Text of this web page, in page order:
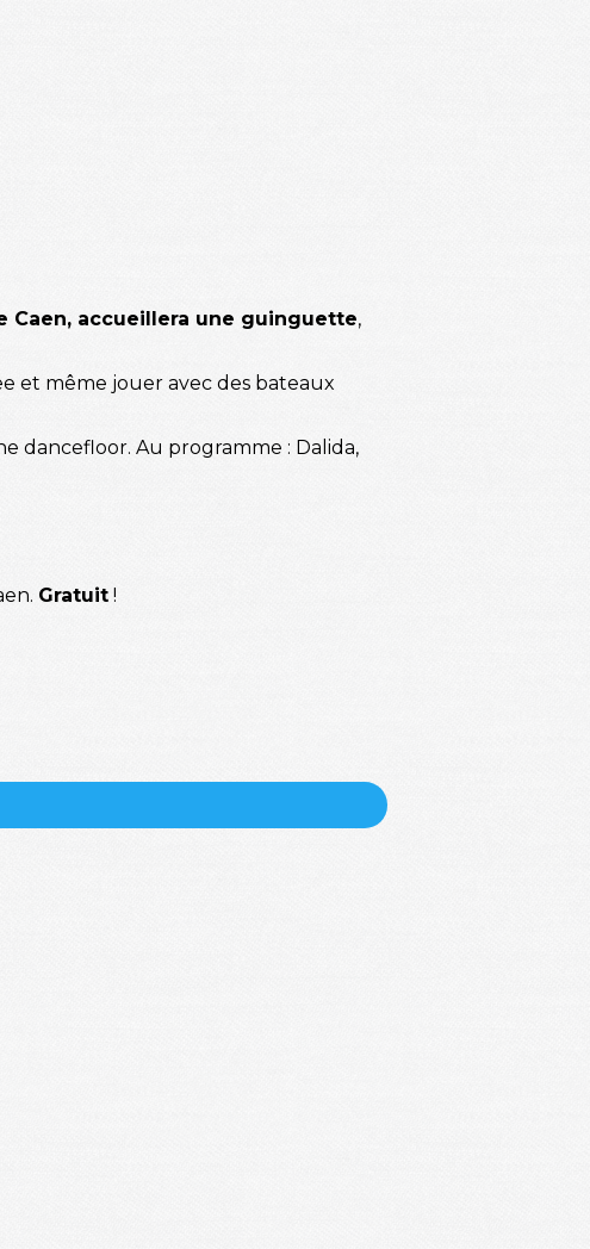
Caen, accueillera une guinguette,
et même jouer avec des bateaux
dancefloor. Au programme : Dalida,
Gratuit !